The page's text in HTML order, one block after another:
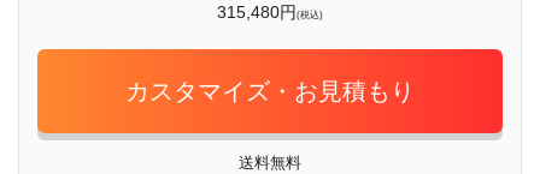
315,480円(税込)
カスタマイズ・お見積もり
送料無料